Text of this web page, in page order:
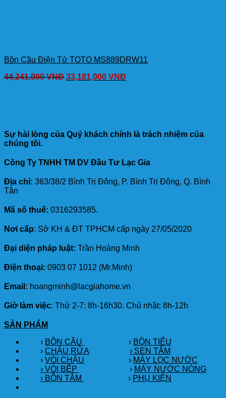
Bồn Cầu Điện Tử TOTO MS889DRW11
44,241,000VNĐ 33,181,000 VNĐ
Sự hài lòng của Quý khách chính là trách nhiệm của
chúng tôi.
Công Ty TNHH TM DV Đầu Tư Lạc Gia
Địa chỉ: 363/38/2 Bình Trị Đông, P. Bình Trị Đông, Q. Bình
Tân
Mã số thuế: 0316293585.
Nơi cấp: Sở KH & ĐT TPHCM cấp ngày 27/05/2020
Đại diện pháp luật: Trần Hoàng Minh
Điện thoại: 0903 07 1012 (Mr.Minh)
Email: hoangminh@lacgiahome.vn
Giờ làm việc: Thứ 2-7: 8h-16h30. Chủ nhật: 8h-12h
SẢN PHẨM
› BỒN CẦU › BỒN TIỂU
› CHẬU RỬA
› SEN TẮM
› VÒI CHẬU › MÁY LỌC NƯỚC
› VÒI BẾP
› MÁY NƯỚC NÓNG
› BỒN TẮM
› PHỤ KIỆN